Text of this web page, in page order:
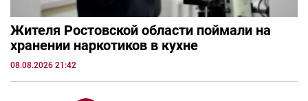
Жителя Ростовской области поймали на
хранении наркотиков в кухне
08.08.2026 21:42